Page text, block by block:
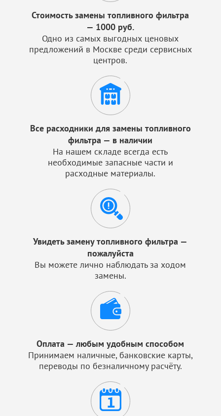
Стоимость замены топливного фильтра
— 1000 руб.
Одно из самых выгодных ценовых
предложений в Москве среди сервисных
центров.
Все расходники для замены топливного
фильтра — в наличии
На нашем складе всегда есть
необходимые запасные части и
расходные материалы.
Увидеть замену топливного фильтра —
пожалуйста
Вы можете лично наблюдать за ходом
замены.
Оплата — любым удобным способом
Принимаем наличные, банковские карты,
переводы по безналичному расчёту.